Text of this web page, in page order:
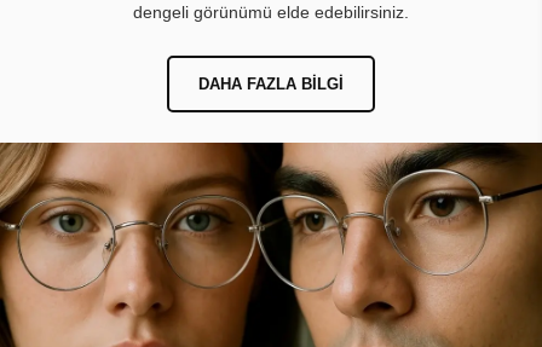
dengeli görünümü elde edebilirsiniz.
DAHA FAZLA BILGI